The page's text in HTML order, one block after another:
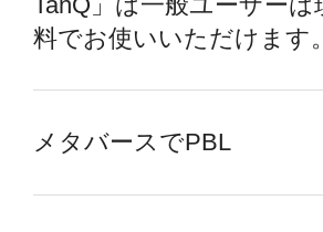
料でお使いいただけます。
メタバースでPBL